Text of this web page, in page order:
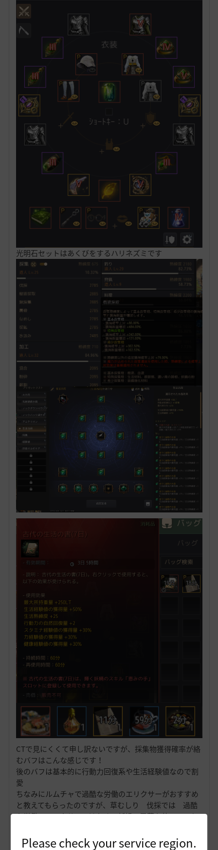
Please check your service region.
光明石セットはあくびをするハリネズミです
CTで見にくくて申し訳ないですが、採集物獲得確率が絡
むバフはこんな感じです！
後のバフは基本的に行動力回復系や生活経験値なので割
愛
ちなみにルムチャで過酷な労働のエリクサーがおすすめ
と教えてもらったのですが、草むしり 伐採では 過酷
な労働のエリクサーではなく、新緑の霊薬を使っていた
め、少し効率がよくなっております！